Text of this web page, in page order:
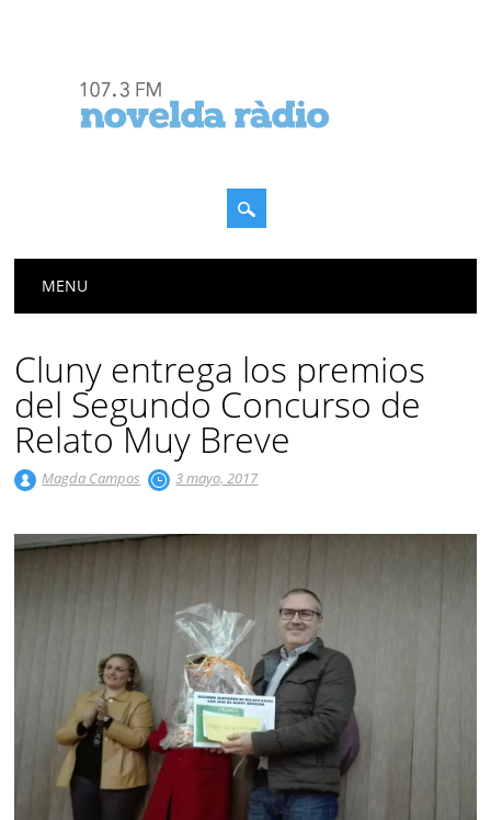
Menú principal
MENU
Cluny entrega los premios
del Segundo Concurso de
Relato Muy Breve
Magda Campos 3 mayo, 2017